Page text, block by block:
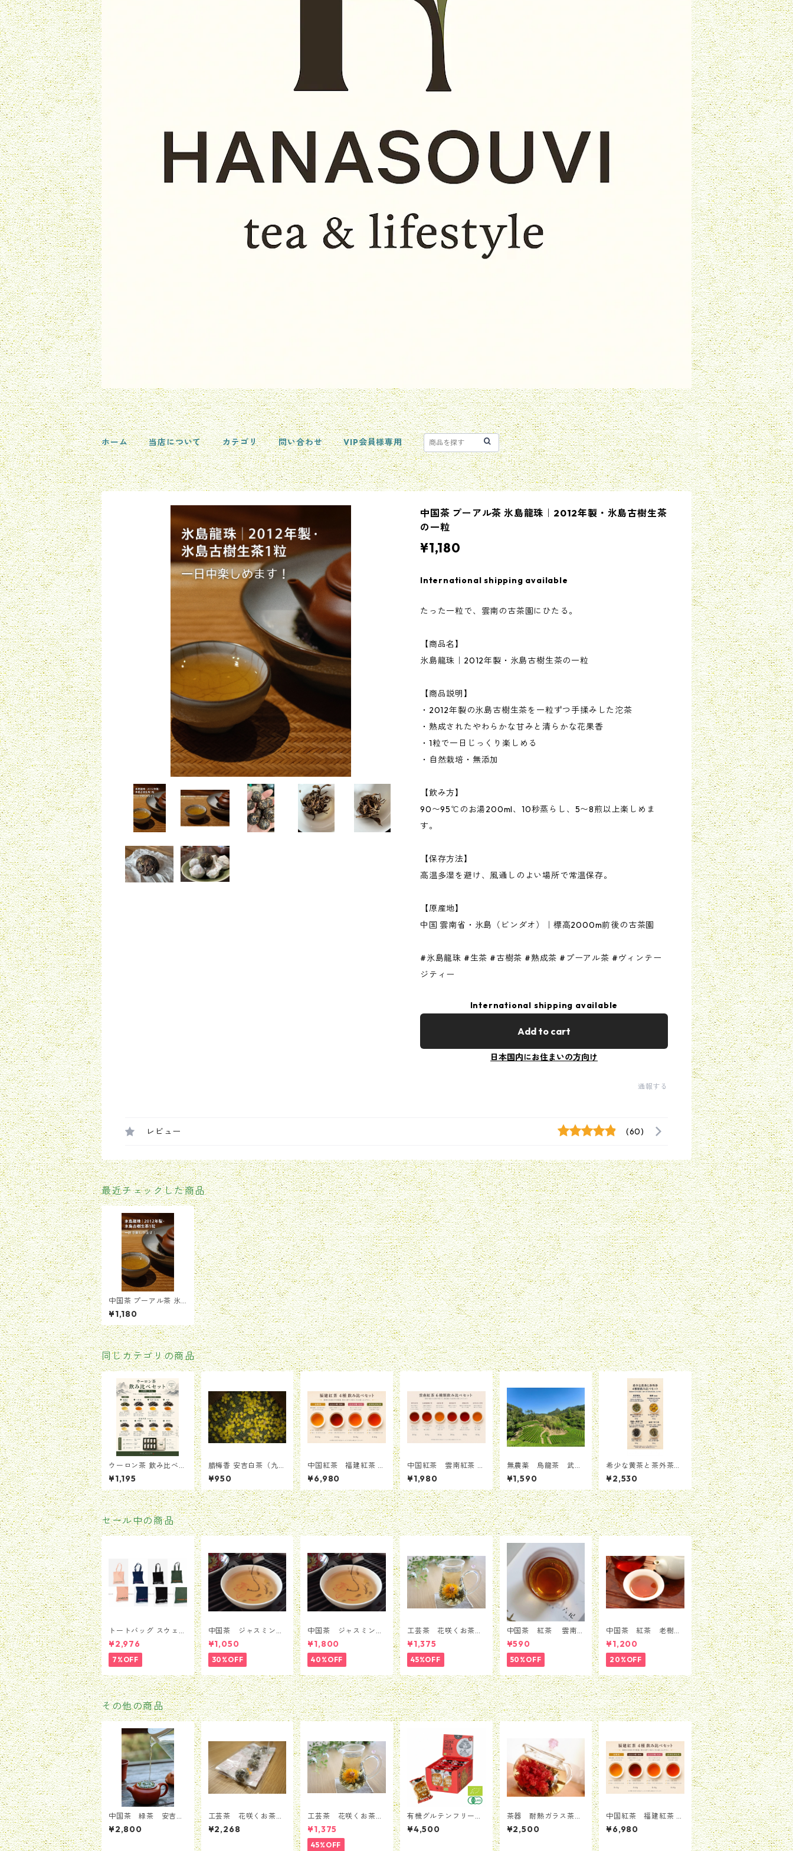
ホーム 当店について カテゴリ 問い合わせ VIP会員様専用
中国茶 プーアル茶 氷島龍珠｜2012年製・氷島古樹生茶
の一粒
¥1,180
International shipping available
たった一粒で、雲南の古茶園にひたる。
【商品名】
氷島龍珠｜2012年製・氷島古樹生茶の一粒
【商品説明】
・2012年製の氷島古樹生茶を一粒ずつ手揉みした沱茶
・熟成されたやわらかな甘みと清らかな花果香
・1粒で一日じっくり楽しめる
・自然栽培・無添加
【飲み方】
90〜95℃のお湯200ml、10秒蒸らし、5〜8煎以上楽しめま
す。
【保存方法】
高温多湿を避け、風通しのよい場所で常温保存。
【原産地】
中国 雲南省・氷島（ビンダオ）｜標高2000m前後の古茶園
#氷島龍珠 #生茶 #古樹茶 #熟成茶 #プーアル茶 #ヴィンテー
ジティー
International shipping available
Add to cart
日本国内にお住まいの方向け
通報する
レビュー (60)
最近チェックした商品
中国茶 プーアル茶 氷
島龍珠｜2012年製・氷
島古樹生茶の一粒
¥1,180
同じカテゴリの商品
ウーロン茶 飲み比べセ
ット（8種類・各3g）
¥1,195
腊梅香 安吉白茶（九
窨）10g
¥950
中国紅茶 福建紅茶 4
種類飲み比べセット
（計40g）
¥6,980
中国紅茶 雲南紅茶 6
種類飲み比べセット
（計60g）
¥1,980
無農薬 烏龍茶 武夷
岩茶 燕子窠肉桂（生態
茶園/ 自然豊かな茶園
で育った岩茶）25g
¥1,590
希少な黄茶と茶外茶
飲み比べセット 4種
類
¥2,530
セール中の商品
トートバッグ スウェー
デン Moderna Muse
et モデルナ 美術館 ス
トックホルム メン
ズ レディース 男
女兼用 並行輸入品 送
料無料 カバン バッ
グ BAG かばん
¥2,976
7%OFF
中国茶 ジャスミン
茶 茉莉花茶 銀毫イ
ンハオウ 50ｇ
¥1,050
30%OFF
中国茶 ジャスミン
茶 茉莉花茶 銀毫イ
ンハオウ 100ｇ
¥1,800
40%OFF
工芸茶 花咲くお茶
バラ ローズ 5粒セ
ット（1種類*5粒）
¥1,375
45%OFF
中国茶 紅茶 雲南紅
茶 30ｇ
¥590
50%OFF
中国茶 紅茶 老樹紅
茶 50g
¥1,200
20%OFF
その他の商品
中国茶 緑茶 安吉白
茶 一番摘み新茶 ア
ンジーバイチャ 25g
¥2,800
工芸茶 花咲くお茶
お得セットB 9粒セッ
ト（3種類*3粒））
¥2,268
工芸茶 花咲くお茶
バラ ローズ 5粒セ
ット（1種類*5粒）
¥1,375
45%OFF
有機グルテンフリーク
ッキー オーツ麦・レー
ズン 1箱（20個入）
¥4,500
茶器 耐熱ガラス茶漉
し付き 人気ピンクポッ
ト 1つ
¥2,500
中国紅茶 福建紅茶 4
種類飲み比べセット
（計40g）
¥6,980